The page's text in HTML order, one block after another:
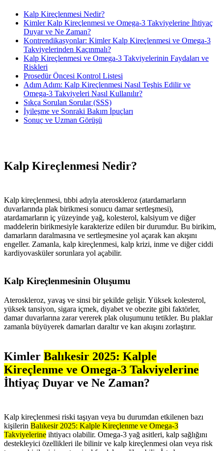
Kalp Kireçlenmesi Nedir?
Kimler Kalp Kireçlenmesi ve Omega-3 Takviyelerine İhtiyaç
Duyar ve Ne Zaman?
Kontrendikasyonlar: Kimler Kalp Kireçlenmesi ve Omega-3
Takviyelerinden Kaçınmalı?
Kalp Kireçlenmesi ve Omega-3 Takviyelerinin Faydaları ve
Riskleri
Prosedür Öncesi Kontrol Listesi
Adım Adım: Kalp Kireçlenmesi Nasıl Teşhis Edilir ve
Omega-3 Takviyeleri Nasıl Kullanılır?
Sıkça Sorulan Sorular (SSS)
İyileşme ve Sonraki Bakım İpuçları
Sonuç ve Uzman Görüşü
Kalp Kireçlenmesi Nedir?
Kalp kireçlenmesi, tıbbi adıyla ateroskleroz (atardamarların
duvarlarında plak birikmesi sonucu damar sertleşmesi),
atardamarların iç yüzeyinde yağ, kolesterol, kalsiyum ve diğer
maddelerin birikmesiyle karakterize edilen bir durumdur. Bu birikim,
damarların daralmasına ve sertleşmesine yol açarak kan akışını
engeller. Zamanla, kalp kireçlenmesi, kalp krizi, inme ve diğer ciddi
kardiyovasküler sorunlara yol açabilir.
Kalp Kireçlenmesinin Oluşumu
Ateroskleroz, yavaş ve sinsi bir şekilde gelişir. Yüksek kolesterol,
yüksek tansiyon, sigara içmek, diyabet ve obezite gibi faktörler,
damar duvarlarına zarar vererek plak oluşumunu tetikler. Bu plaklar
zamanla büyüyerek damarları daraltır ve kan akışını zorlaştırır.
Kimler Balıkesir 2025: Kalple
Kireçlenme ve Omega-3 Takviyelerine
İhtiyaç Duyar ve Ne Zaman?
Kalp kireçlenmesi riski taşıyan veya bu durumdan etkilenen bazı
kişilerin Balıkesir 2025: Kalple Kireçlenme ve Omega-3
Takviyelerine ihtiyacı olabilir. Omega-3 yağ asitleri, kalp sağlığını
destekleyici özellikleri ile bilinir ve kalp kireçlenmesi olan veya risk